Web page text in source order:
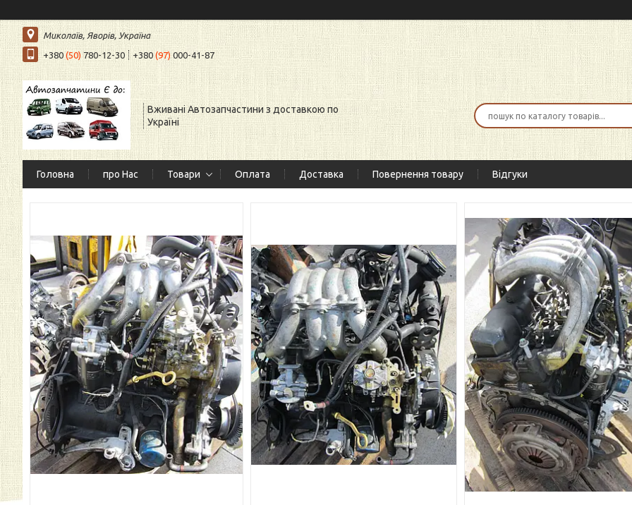
Миколаїв, Яворів, Україна
+380 (50)780-12-30 +380(97)000-41-87
Вживані Автозапчастини з доставкою по
Україні
Головна про Нас Товари Оплата Доставка Повернення товару Відгуки